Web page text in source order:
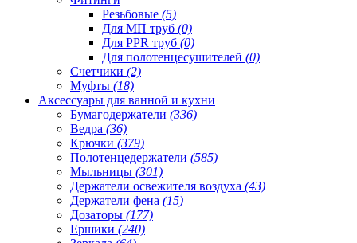
Резьбовые (5)
Для МП труб (0)
Для PPR труб (0)
Для полотенцесушителей (0)
Счетчики (2)
Муфты (18)
Аксессуары для ванной и кухни
Бумагодержатели (336)
Ведра (36)
Крючки (379)
Полотенцедержатели (585)
Мыльницы (301)
Держатели освежителя воздуха (43)
Держатели фена (15)
Дозаторы (177)
Ершики (240)